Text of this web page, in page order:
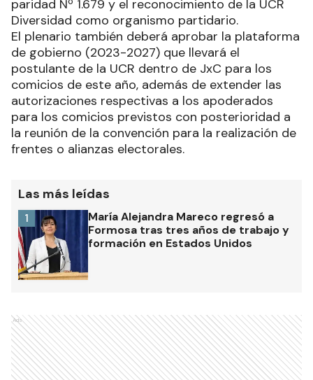
paridad Nº 1.679 y el reconocimiento de la UCR
Diversidad como organismo partidario.
El plenario también deberá aprobar la plataforma
de gobierno (2023-2027) que llevará el
postulante de la UCR dentro de JxC para los
comicios de este año, además de extender las
autorizaciones respectivas a los apoderados
para los comicios previstos con posterioridad a
la reunión de la convención para la realización de
frentes o alianzas electorales.
Las más leídas
María Alejandra Mareco regresó a
Formosa tras tres años de trabajo y
formación en Estados Unidos
1
Ads